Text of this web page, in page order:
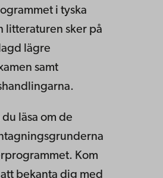
i tyska
litteraturen sker på
lägre
samt
läsa om de
Kom
bekanta dig med